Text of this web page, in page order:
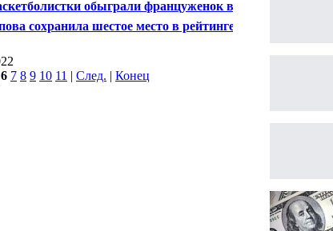
обыграли француженок в
ЧЕ
сохранила шестое место в рейтинге
6 7 8 9 10 11 | След. | Конец